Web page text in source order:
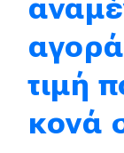
Mobility
Σταθμοί
Classic
τιμή
κονά